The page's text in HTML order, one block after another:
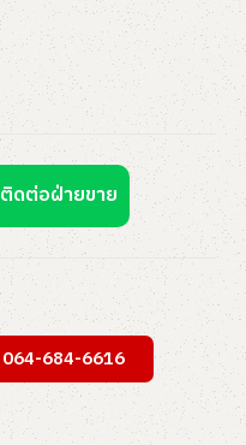
ติดต่อฝ่ายขาย
064-684-6616